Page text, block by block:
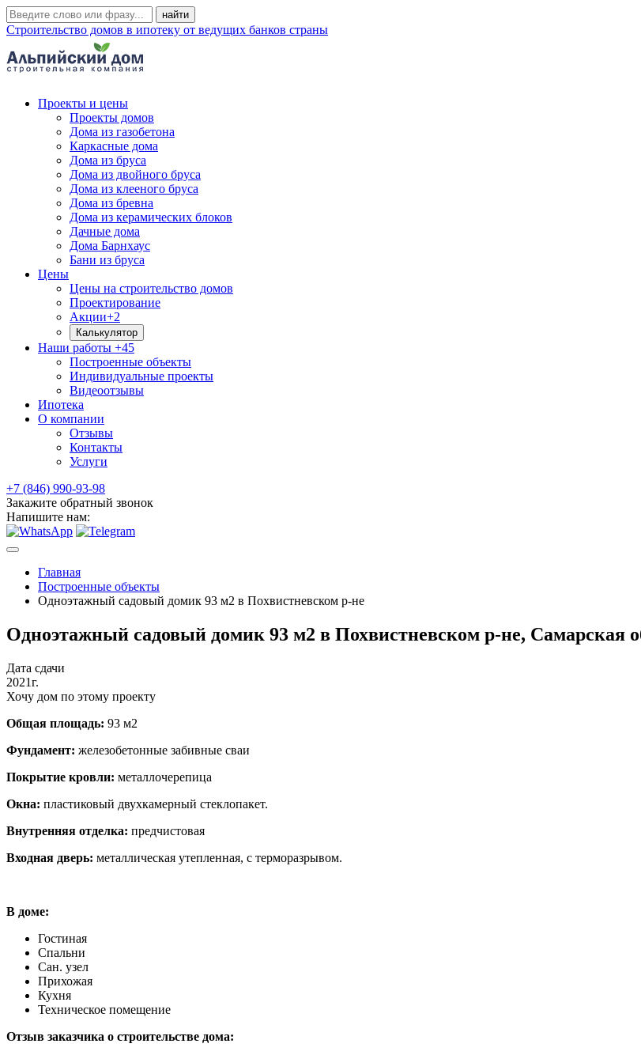
Строительство домов в ипотеку от ведущих банков страны
Проекты и цены
Проекты домов
Дома из газобетона
Каркасные дома
Дома из бруса
Дома из двойного бруса
Дома из клееного бруса
Дома из бревна
Дома из керамических блоков
Дачные дома
Дома Барнхаус
Бани из бруса
Цены
Цены на строительство домов
Проектирование
Акции+2
Калькулятор
Наши работы +45
Построенные объекты
Индивидуальные проекты
Видеоотзывы
Ипотека
О компании
Отзывы
Контакты
Услуги
+7 (846) 990-93-98
Закажите обратный звонок
Напишите нам:
Главная
Построенные объекты
Одноэтажный садовый домик 93 м2 в Похвистневском р-не
Одноэтажный садовый домик 93 м2 в Похвистневском р-не, Самарская
Дата сдачи
2021г.
Хочу дом по этому проекту
Общая площадь: 93 м2
Фундамент: железобетонные забивные сваи
Покрытие кровли: металлочерепица
Окна: пластиковый двухкамерный стеклопакет.
Внутренняя отделка: предчистовая
Входная дверь: металлическая утепленная, с терморазрывом.
В доме:
Гостиная
Спальни
Сан. узел
Прихожая
Кухня
Техническое помещение
Отзыв заказчика о строительстве дома: